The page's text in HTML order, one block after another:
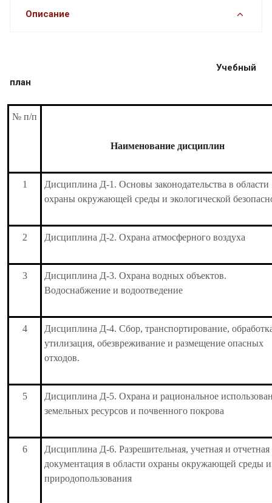
Описание
Учебный
план
№ п/п
Наименование дисциплин
1
Дисциплина Д-1. Основы законодательства в области
охраны окружающей среды и экологической
2 Дисциплина Д-2. Охрана атмосферного воздуха
3
Дисциплина Д-3. Охрана водных объектов.
Водоснабжение и водоотведение
4
Дисциплина Д-4. Сбор, транспортирование,
утилизация, обезвреживание и размещение опасных
отходов.
5
Дисциплина Д-5. Охрана и рациональное
земельных ресурсов и почвенного покрова
6
Дисциплина Д-6. Разрешительная, учетная и отчетная
документация в области охраны окружающей среды и
природопользования